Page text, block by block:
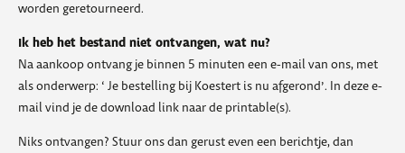
worden geretourneerd.
Ik heb het bestand niet ontvangen, wat nu?
Na aankoop ontvang je binnen 5 minuten een e-mail van ons, met
als onderwerp: ‘ Je bestelling bij Koestert is nu afgerond’. In deze e-
mail vind je de download link naar de printable(s).
Niks ontvangen? Stuur ons dan gerust even een berichtje, dan